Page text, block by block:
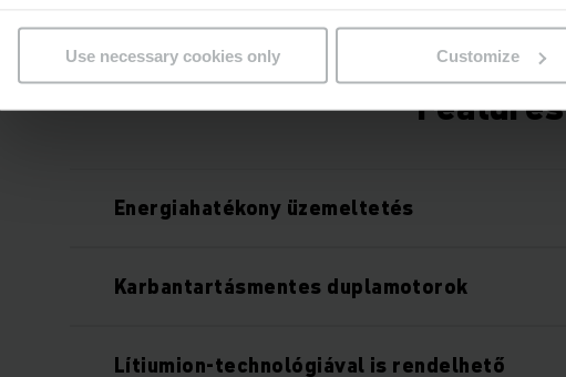
Use necessary cookies only Customize
Features
Energiahatékony üzemeltetés
Karbantartásmentes duplamotorok
Lítiumion-technológiával is rendelhető